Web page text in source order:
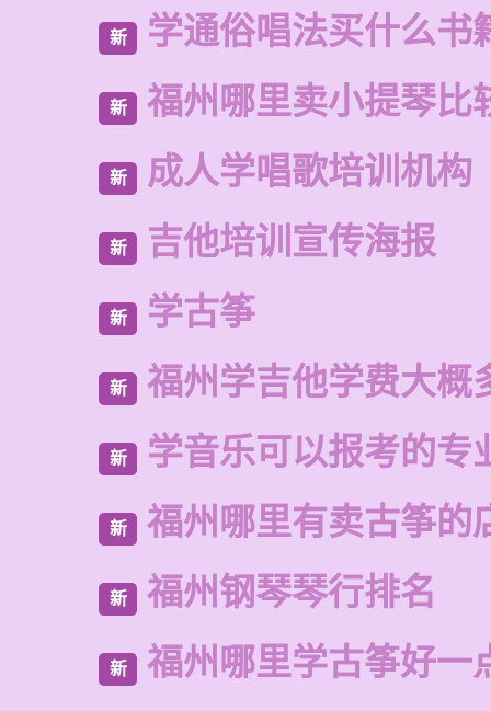
新 学通俗唱法买什么书
新 福州哪里卖小提琴比
新 成人学唱歌培训机构
新 吉他培训宣传海报
新 学古筝
新 福州学吉他学费大概
新 学音乐可以报考的专
新 福州哪里有卖古筝的
新 福州钢琴琴行排名
新 福州哪里学古筝好一